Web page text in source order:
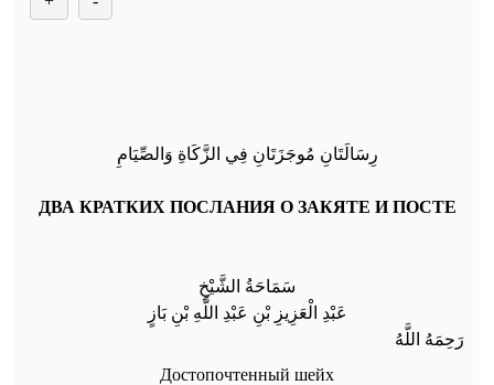
ر سالتان موجزتان فِي الزكاة و الصيام
ДВА КРАТКИХ ПОСЛАНИЯ О ЗАКЯТЕ И ПОСТЕ
سَمَاحَةُ الشَّيْخِ
عَبْدِ الْعَزِيزِ بْنِ عَبْدِ اللَّهِ بْنِ بَازٍ
رَحِمَهُ اللَّهُ
Достопочтенный шейх